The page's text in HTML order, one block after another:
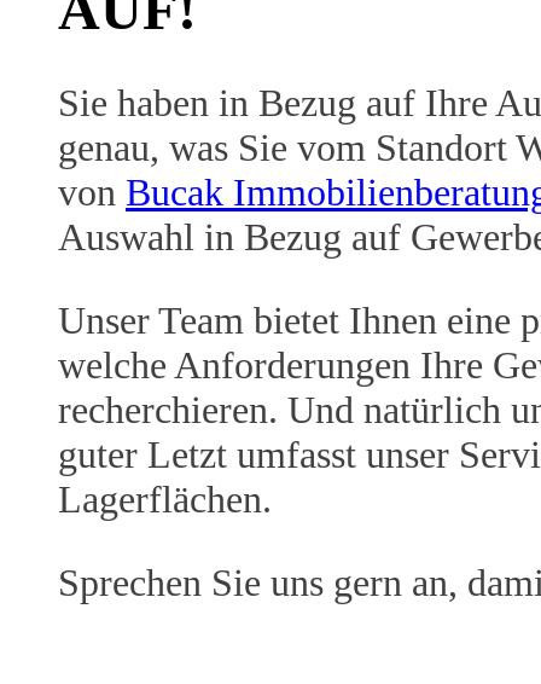
Sie haben in Bezug auf Ihre
genau, was Sie vom Standort
von Bucak
Auswahl in Bezug auf
Unser Team bietet Ihnen eine
welche Anforderungen Ihre
recherchieren. Und natürlich
guter Letzt umfasst unser
Lagerflächen.
Sprechen Sie uns gern an,